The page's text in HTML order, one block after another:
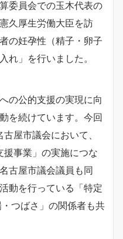
委員会での玉木代表の
久厚生労働大臣を訪
の妊孕性（精子・卵子
れ」を行いました。
の公的支援の実現に向
を続けています。今回
屋市議会において、
援事業」の実施につな
古屋市議会議員も同
動を行っている「特定
つばさ」の関係者も共